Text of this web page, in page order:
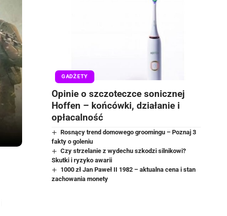
GADŻETY
Opinie o szczoteczce sonicznej
Hoffen – końcówki, działanie i
opłacalność
Rosnący trend domowego groomingu – Poznaj 3
fakty o goleniu
Czy strzelanie z wydechu szkodzi silnikowi?
Skutki i ryzyko awarii
1000 zł Jan Paweł II 1982 – aktualna cena i stan
zachowania monety